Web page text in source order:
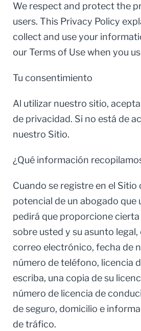
We respect and protect the
users. This Privacy Policy
collect and use your
our Terms of Use when you
Tu consentimiento
Al utilizar nuestro sitio,
de privacidad. Si no está de
nuestro Sitio.
¿Qué información
Cuando se registre en el
potencial de un abogado que
pedirá que proporcione
sobre usted y su asunto
correo electrónico, fecha de
número de teléfono, licencia
escriba, una copia de su
número de licencia de
de seguro, domicilio e
de tráfico.